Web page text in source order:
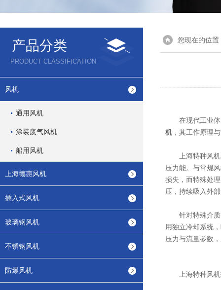
产品分类
PRODUCT CLASSIFICATION
风机
通用风机
涂装废气风机
船用风机
上海德惠风机
插入式风机
玻璃钢风机
不锈钢风机
防爆风机
您现在的位置
在现代工业体
机，其工作原理
上海特种风机
压力能。与常规
损失，而特殊处
压，持续吸入外
针对特殊介质(
用独立冷却系统
压力与流量参数
上海特种风机